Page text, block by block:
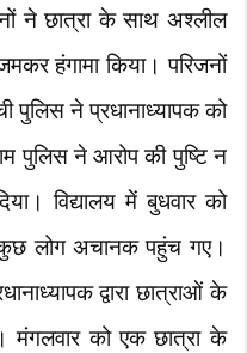
ने छात्रा के साथ अश्लील
हंगामा किया। परिजनों
पुलिस ने प्रधानाध्यापक को
पुलिस ने आरोप की पुष्टि न
विद्यालय में बुधवार को
लोग अचानक पहुंच गए।
द्वारा छात्राओं के
मंगलवार को एक छात्रा के